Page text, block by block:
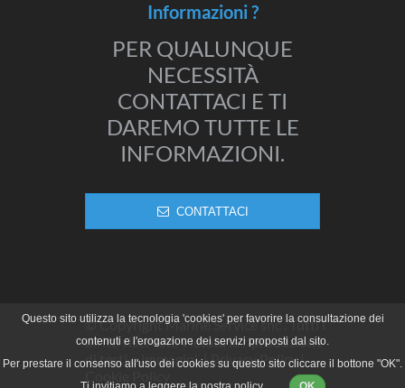
Informazioni ?
PER QUALUNQUE
NECESSITÀ
CONTATTACI E TI
DAREMO TUTTE LE
INFORMAZIONI.
CONTATTACI
© Copyright Marine Service snc . Tutti i
diritti riservati. Vietata la riproduzione
di testi o immagini. |Privacy Policy|
Questo sito utilizza la tecnologia 'cookies' per favorire la consultazione dei
contenuti e l'erogazione dei servizi proposti dal sito.
Per prestare il consenso all'uso dei cookies su questo sito cliccare il bottone "OK".